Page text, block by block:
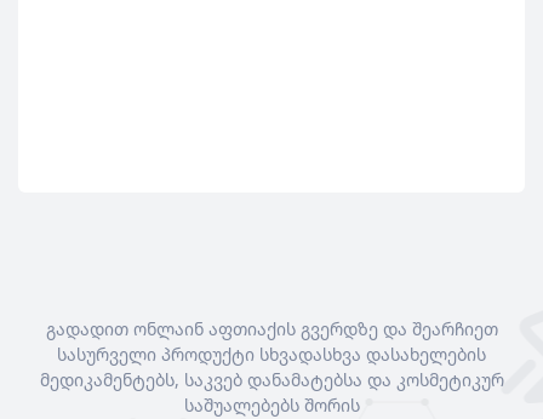
გადადით ონლაინ აფთიაქის გვერდზე და შეარჩიეთ
სასურველი პროდუქტი სხვადასხვა დასახელების
მედიკამენტებს, საკვებ დანამატებსა და კოსმეტიკურ
საშუალებებს შორის